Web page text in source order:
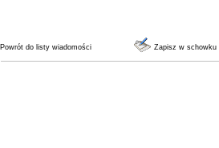
Powrót do listy wiadomości Zapisz w schowku